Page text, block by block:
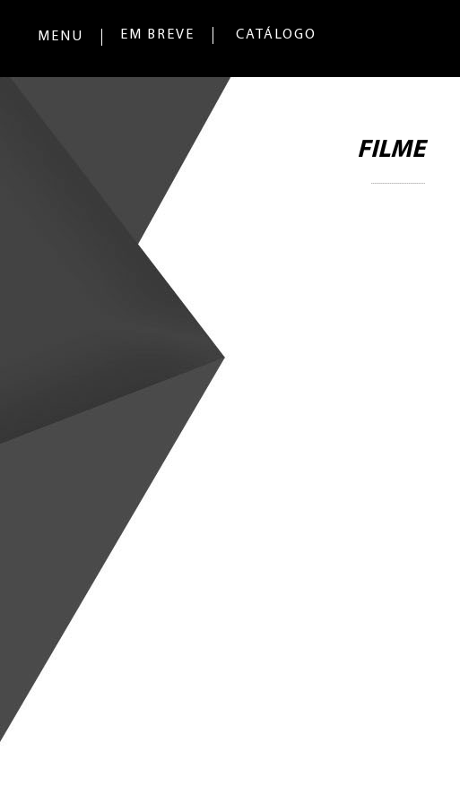
MENU EM BREVE CATÁLOGO
FILME